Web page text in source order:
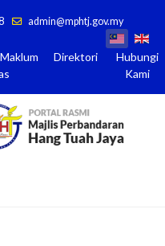
admin@mphtj.gov.my
Direktori
Hubungi
Kami